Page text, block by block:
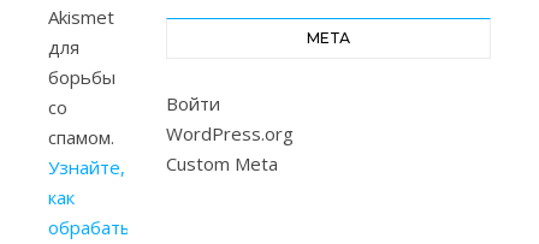
Akismet
для
борьбы
со
спамом.
Узнайте,
как
обрабатываются
МЕТА
Войти
WordPress.org
Custom Meta